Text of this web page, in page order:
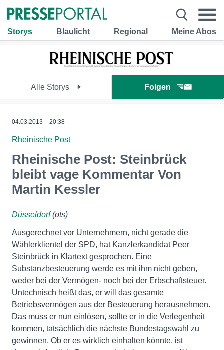
Storys Blaulicht Regional Meine Abos
Alle Storys Folgen
04.03.2013 – 20:38
Rheinische Post
Rheinische Post: Steinbrück
bleibt vage Kommentar Von
Martin Kessler
Düsseldorf(ots)
Ausgerechnet vor Unternehmern, nicht gerade die
Wählerklientel der SPD, hat Kanzlerkandidat Peer
Steinbrück in Klartext gesprochen. Eine
Substanzbesteuerung werde es mit ihm nicht geben,
weder bei der Vermögen- noch bei der Erbschaftsteuer.
Untechnisch heißt das, er will das gesamte
Betriebsvermögen aus der Besteuerung herausnehmen.
Das muss er nun einlösen, sollte er in die Verlegenheit
kommen, tatsächlich die nächste Bundestagswahl zu
gewinnen. Ob er es wirklich einhalten könnte, ist